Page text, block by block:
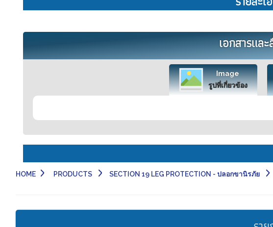
เอกสารแล
Image
รูปที่เกี่ยวข้อง
HOME PRODUCTS SECTION 19 LEG PROTECTION - ปลอกขานิรภัย